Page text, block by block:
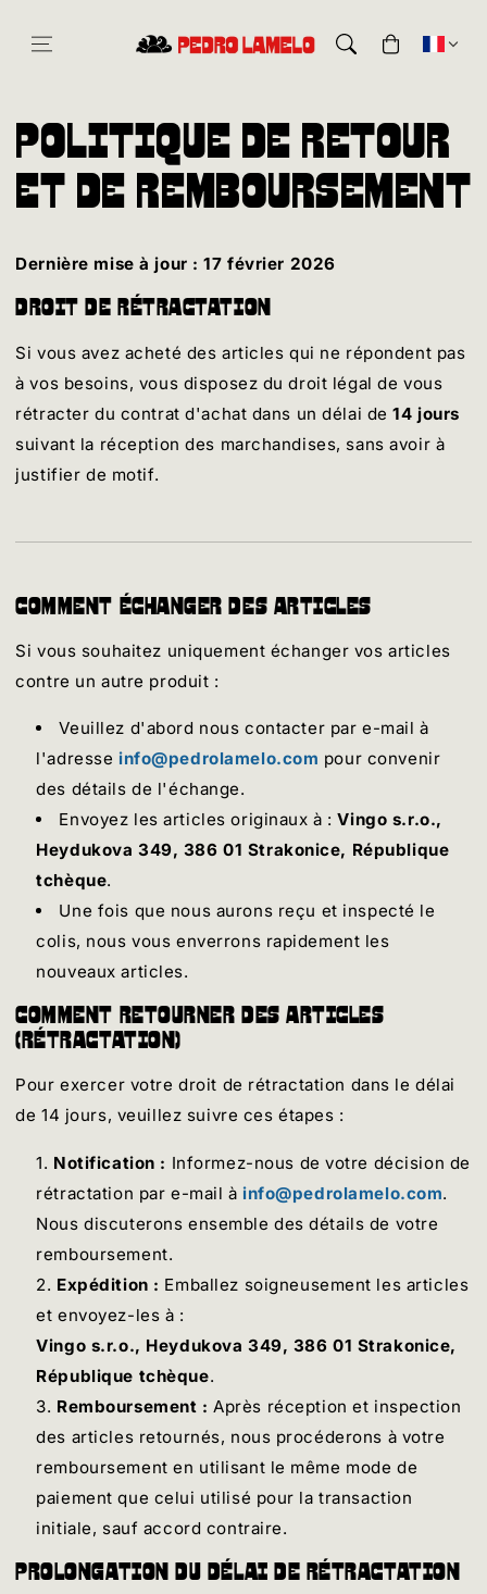
contenu
Panier
Politique de retour
et de remboursement
Dernière mise à jour : 17 février 2026
Droit de rétractation
Si vous avez acheté des articles qui ne répondent pas
à vos besoins, vous disposez du droit légal de vous
rétracter du contrat d'achat dans un délai de14 jours
suivant la réception des marchandises, sans avoir à
justifier de motif.
Comment échanger des articles
Si vous souhaitez uniquement échanger vos articles
contre un autre produit :
Veuillez d'abord nous contacter par e-mail à
l'adresse info@pedrolamelo.com pour convenir
des détails de l'échange.
Envoyez les articles originaux à :Vingo s.r.o.,
Heydukova 349, 386 01 Strakonice, République
tchèque.
Une fois que nous aurons reçu et inspecté le
colis, nous vous enverrons rapidement les
nouveaux articles.
Comment retourner des articles
(Rétractation)
Pour exercer votre droit de rétractation dans le délai
de 14 jours, veuillez suivre ces étapes :
Notification : Informez-nous de votre décision de
rétractation par e-mail àinfo@pedrolamelo.com.
Nous discuterons ensemble des détails de votre
remboursement.
Expédition : Emballez soigneusement les articles
et envoyez-les à :
Vingo s.r.o., Heydukova 349, 386 01 Strakonice,
République tchèque.
Remboursement : Après réception et inspection
des articles retournés, nous procéderons à votre
remboursement en utilisant le même mode de
paiement que celui utilisé pour la transaction
initiale, sauf accord contraire.
Prolongation du délai de rétractation